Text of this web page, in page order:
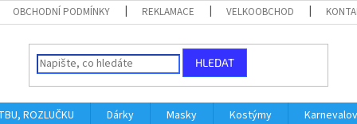
OBCHODNÍ PODMÍNKY REKLAMACE VELKOOBCHOD
HLEDAT
ROZLUČKU Dárky Masky Kostýmy